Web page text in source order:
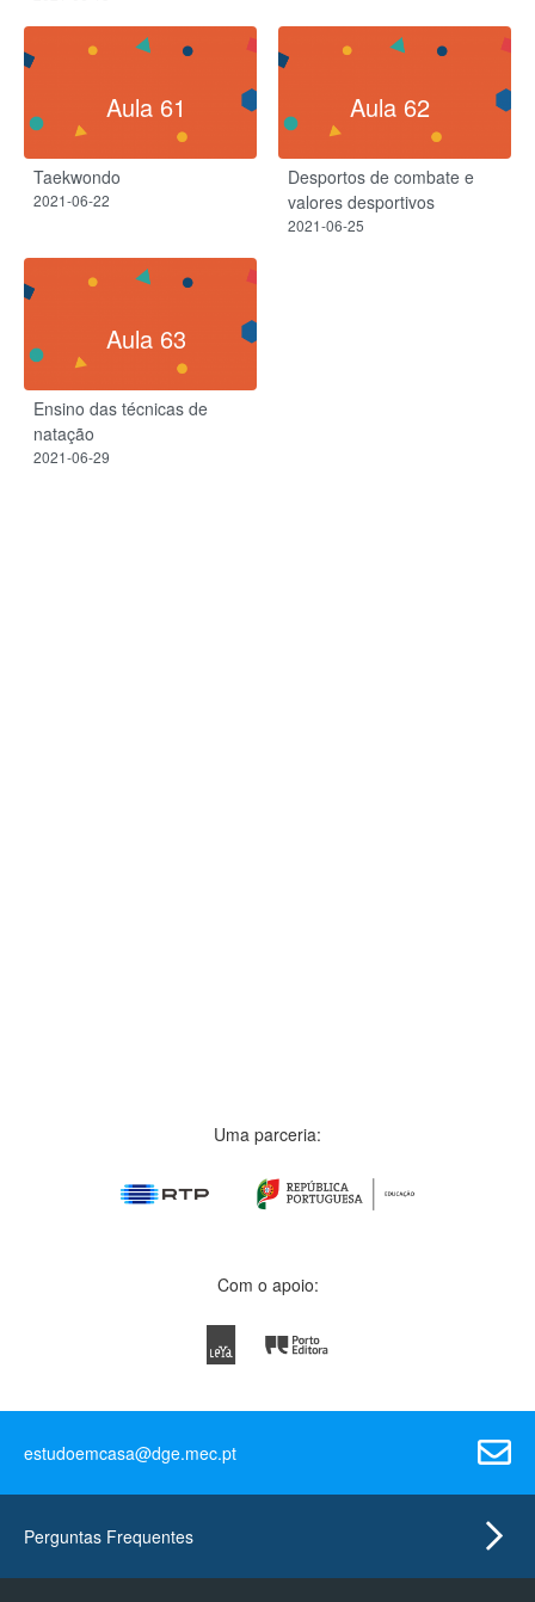
Aula 61
Taekwondo
2021-06-22
Aula 62
Desportos de combate e
valores desportivos
2021-06-25
Aula 63
Ensino das técnicas de
natação
2021-06-29
Uma parceria:
Com o apoio:
estudoemcasa@dge.mec.pt
Perguntas Frequentes